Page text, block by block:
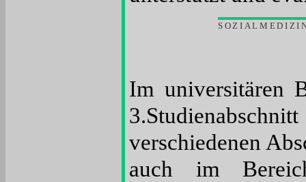
Im universitären
verschiedenen
auch im